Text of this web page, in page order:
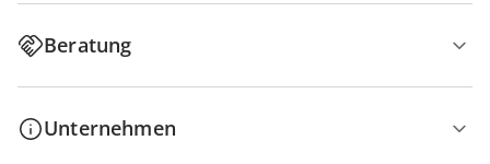
Beratung
Unternehmen